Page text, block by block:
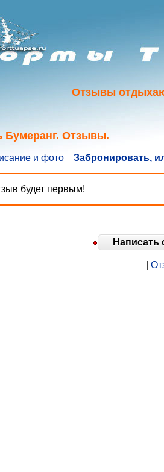
Отзывы
Бумеранг. Отзывы.
и фото Забронировать,
будет первым!
Написать